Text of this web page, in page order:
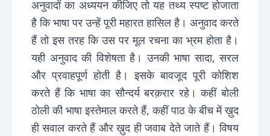
अनुवादों का अध्ययन कीजिए तो यह तथ्य स्पष्ट होजाता
है कि भाषा पर उन्हें पूरी महारत हासिल है। अनुवाद करते
हैं तो इस तरह कि उस पर मूल रचना का भ्रम होता है।
यही अनुवाद की विशेषता है। उनकी भाषा सादा, सरल
और प्रवाहपूर्ण होती है। इसके बावजूद पूरी कोशिश
करते हैं कि भाषा का सौन्दर्य बरक़रार रहे। कहीं बोली
ठोली की भाषा इस्तेमाल करते हैं, कहीं पाठ के बीच में ख़ुद
ही सवाल करते हैं और ख़ुद ही जवाब देते जाते हैं। विषय